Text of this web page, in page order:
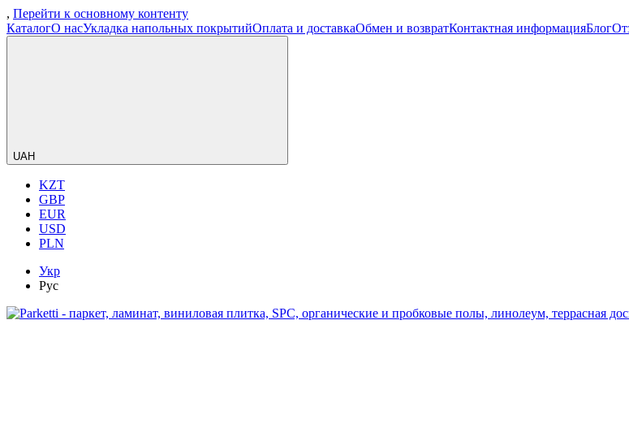
, Перейти к основному контенту
КаталогО насУкладка напольных покрытийОплата и доставкаОбмен и возвратКонтактная информацияБлог
UAH
KZT
GBP
EUR
USD
PLN
Укр
Рус